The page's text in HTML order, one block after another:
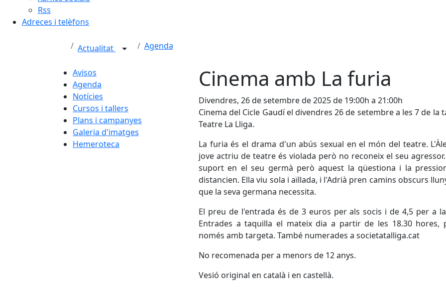
Rss
Adreces i telèfons
Actualitat Agenda
Avisos
Agenda
Notícies
Cursos i tallers
Plans i campanyes
Galeria d'imatges
Hemeroteca
Cinema amb La furia
Divendres, 26 de setembre de 2025 de 19:00h a 21:00h
Cinema del Cicle Gaudí el divendres 26 de setembre a les 7 de la
Teatre La Lliga.
La furia és el drama d'un abús sexual en el món del teatre.
jove actriu de teatre és violada però no reconeix el seu
suport en el seu germà però aquest la qüestiona i la
distancien. Ella viu sola i aïllada, i l'Adrià pren camins obscurs
que la seva germana necessita.
El preu de l'entrada és de 3 euros per als socis i de 4,5 per a
Entrades a taquilla el mateix dia a partir de les 18.30 hores,
només amb targeta. També numerades a societatalliga.cat
No recomenada per a menors de 12 anys.
Vesió original en català i en castellà.